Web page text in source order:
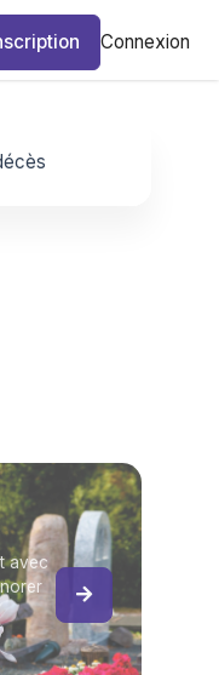
Connexion
avec